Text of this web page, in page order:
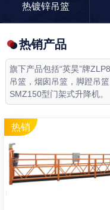
热镀锌吊篮
热销产品
旗下产品包括“英昊”牌
吊篮，烟囱吊篮，脚蹬吊
SMZ150型门架式升降机。